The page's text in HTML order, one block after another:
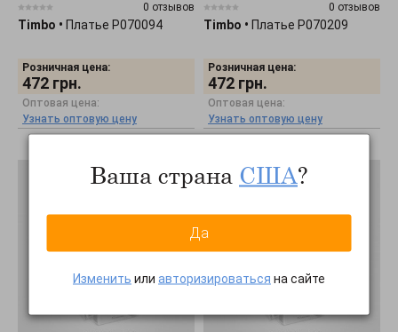
0 отзывов
Timbo • Платье P070094
Розничная цена:
472 грн.
Оптовая цена:
Узнать оптовую цену
0 отзывов
Timbo • Платье P070209
Розничная цена:
472 грн.
Оптовая цена:
Узнать оптовую цену
Ваша страна США?
Да
Изменить или авторизироваться на сайте